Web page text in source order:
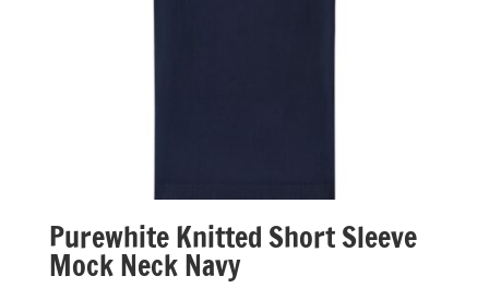
Purewhite Knitted Short Sleeve
Mock Neck Navy